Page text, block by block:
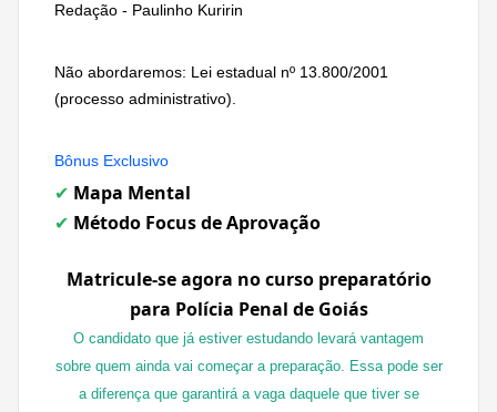
Redação - Paulinho Kuririn
Não abordaremos: Lei estadual nº 13.800/2001
(processo administrativo).
Bônus Exclusivo
✔ Mapa Mental
✔ Método Focus de Aprovação
Matricule-se agora no curso preparatório
para Polícia Penal de Goiás
O candidato que já estiver estudando levará vantagem
sobre quem ainda vai começar a preparação. Essa pode ser
a diferença que garantirá a vaga daquele que tiver se